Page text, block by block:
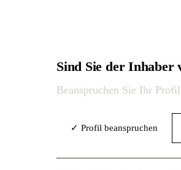
Sind Sie der
Beanspruchen Sie Ihr
✓ Profil beanspruchen